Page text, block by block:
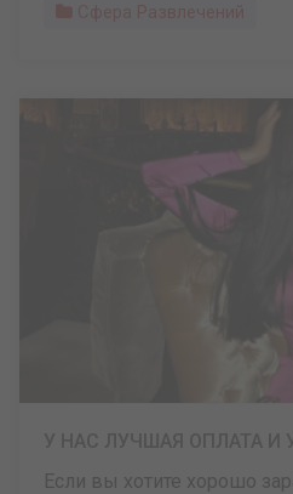
Сфера Развлечений
Если вы хотите хорошо